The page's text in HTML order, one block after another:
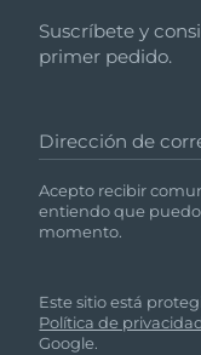
Suscríbete y
primer pedido.
Dirección de
Acepto recibir
entiendo que
momento.
Este sitio está
Política de
Google.